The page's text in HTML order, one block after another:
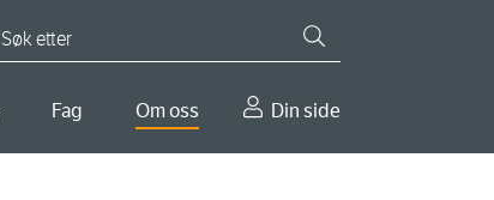
Fag Om oss Din side